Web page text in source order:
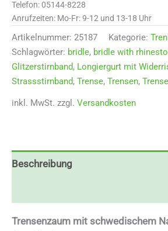
und
Zügel
25187
Menge
Telefon: 05144-8228
Anrufzeiten: Mo-Fr: 9-12 und 13-18 Uhr
Artikelnummer: 25187 Kategorie:
Schlagwörter: bridle, bridle with
Glitzerstirnband, Longiergurt mit
Strassstirnband, Trense, Trensen,
inkl. MwSt. zzgl. Versandkosten
Beschreibung
Trensenzaum mit schwedischem